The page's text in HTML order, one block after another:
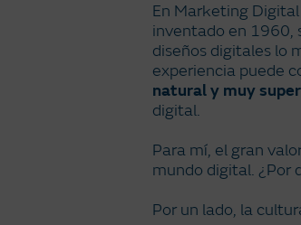
En Marketing
inventado en 1960,
diseños digitales lo
experiencia puede
natural y muy
digital.
Para mí, el gran
mundo digital. ¿Por
Por un lado, la